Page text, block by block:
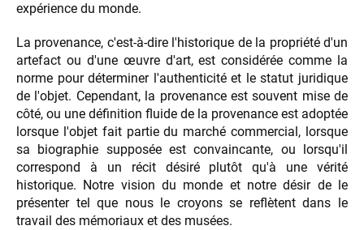
expérience du monde.
La provenance, c'est-à-dire l'historique de la propriété d'un
artefact ou d'une œuvre d'art, est considérée comme la
norme pour déterminer l'authenticité et le statut juridique
de l'objet. Cependant, la provenance est souvent mise de
côté, ou une définition fluide de la provenance est adoptée
lorsque l'objet fait partie du marché commercial, lorsque
sa biographie supposée est convaincante, ou lorsqu'il
correspond à un récit désiré plutôt qu'à une vérité
historique. Notre vision du monde et notre désir de le
présenter tel que nous le croyons se reflètent dans le
travail des mémoriaux et des musées.